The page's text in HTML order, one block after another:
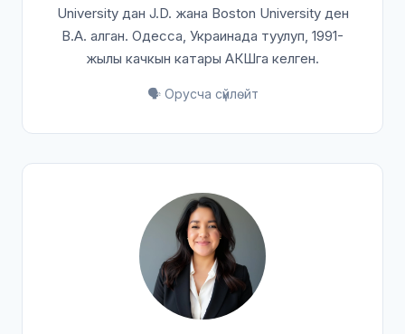
University дан J.D. жана Boston University ден
B.A. алган. Одесса, Украинада туулуп, 1991-
жылы качкын катары АКШга келген.
🗣️ Орусча сүйлөйт